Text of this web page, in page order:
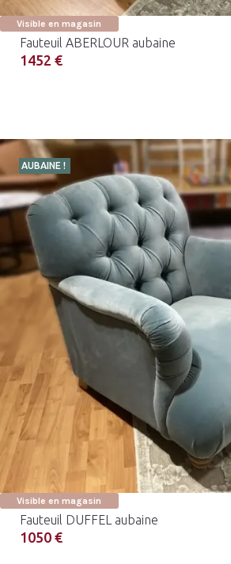
Visible en magasin
Fauteuil ABERLOUR aubaine
1452 €
AUBAINE !
Visible en magasin
Fauteuil DUFFEL aubaine
1050 €